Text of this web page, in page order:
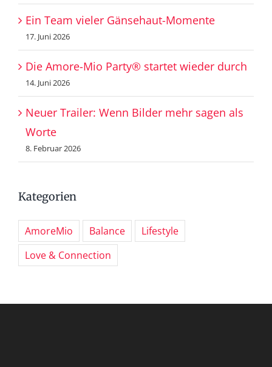
Ein Team vieler Gänsehaut-Momente
17. Juni 2026
Die Amore-Mio Party® startet wieder durch
14. Juni 2026
Neuer Trailer: Wenn Bilder mehr sagen als
Worte
8. Februar 2026
Kategorien
AmoreMio Balance
Lifestyle
Love & Connection